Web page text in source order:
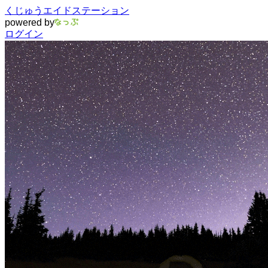
くじゅうエイドステーション
powered by
ログイン